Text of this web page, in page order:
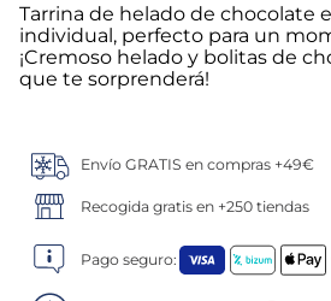
Tarrina de helado de chocolate
individual, perfecto para un
¡Cremoso helado y bolitas de
que te sorprenderá!
Envío GRATIS en compras +49€
Recogida gratis en +250 tiendas
Pago seguro:
5. verduras
7. canelones
. gambon
. listísimos